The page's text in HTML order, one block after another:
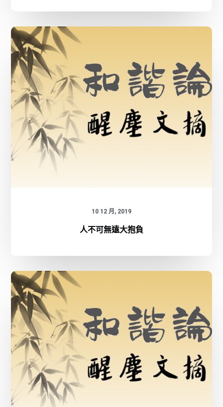
10 12 月, 2019
人不可無遠大抱負